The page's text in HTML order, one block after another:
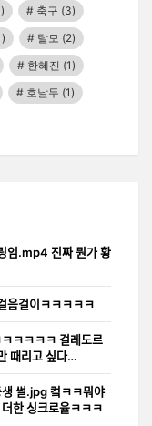
축구 (3)
탈모 (2)
한혜진 (1)
호날두 (1)
진짜 뭔가 황
걸음걸이ㅋㅋㅋㅋㅋ
ㅋㅋㅋㅋㅋㅋ 걸레도르
때리고 싶다…
썰.jpg 컼ㅋㅋ뭐야
싱크로율ㅋㅋㅋ